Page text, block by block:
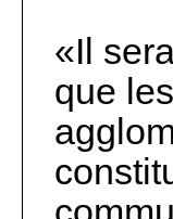
Il
que les